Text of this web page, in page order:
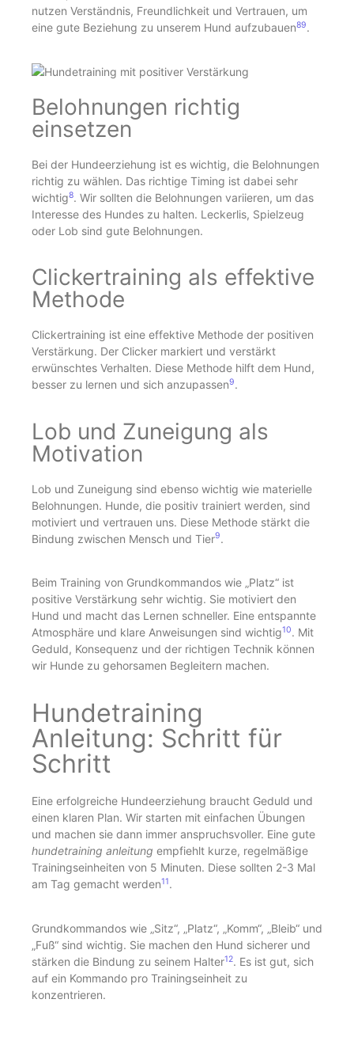
nutzen Verständnis, Freundlichkeit und Vertrauen, um
eine gute Beziehung zu unserem Hund aufzubauen89.
Belohnungen richtig
einsetzen
Bei der Hundeerziehung ist es wichtig, die Belohnungen
richtig zu wählen. Das richtige Timing ist dabei sehr
wichtig8. Wir sollten die Belohnungen variieren, um das
Interesse des Hundes zu halten. Leckerlis, Spielzeug
oder Lob sind gute Belohnungen.
Clickertraining als effektive
Methode
Clickertraining ist eine effektive Methode der positiven
Verstärkung. Der Clicker markiert und verstärkt
erwünschtes Verhalten. Diese Methode hilft dem Hund,
besser zu lernen und sich anzupassen9.
Lob und Zuneigung als
Motivation
Lob und Zuneigung sind ebenso wichtig wie materielle
Belohnungen. Hunde, die positiv trainiert werden, sind
motiviert und vertrauen uns. Diese Methode stärkt die
Bindung zwischen Mensch und Tier9.
Beim Training von Grundkommandos wie „Platz“ ist
positive Verstärkung sehr wichtig. Sie motiviert den
Hund und macht das Lernen schneller. Eine entspannte
Atmosphäre und klare Anweisungen sind wichtig10. Mit
Geduld, Konsequenz und der richtigen Technik können
wir Hunde zu gehorsamen Begleitern machen.
Hundetraining
Anleitung: Schritt für
Schritt
Eine erfolgreiche Hundeerziehung braucht Geduld und
einen klaren Plan. Wir starten mit einfachen Übungen
und machen sie dann immer anspruchsvoller. Eine gute
hundetraining anleitung empfiehlt kurze, regelmäßige
Trainingseinheiten von 5 Minuten. Diese sollten 2-3 Mal
am Tag gemacht werden11.
Grundkommandos wie „Sitz“, „Platz“, „Komm“, „Bleib“ und
„Fuß“ sind wichtig. Sie machen den Hund sicherer und
stärken die Bindung zu seinem Halter12. Es ist gut, sich
auf ein Kommando pro Trainingseinheit zu
konzentrieren.